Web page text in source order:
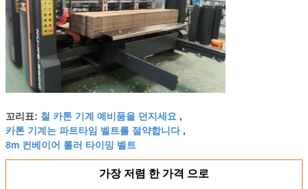
꼬리표: 철 카톤 기계 예비품을 던지세요 ,
카톤 기계는 파트타임 벨트를 절약합니다,
8m 컨베이어 롤러 타이밍 벨트
가장 저렴 한 가격 으로